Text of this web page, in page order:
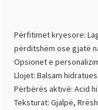
Përfitimet kryesore:
përditshëm ose gjatë
Opsionet e
Llojet: Balsam
Përbërës aktivë: Acid
Teksturat: Gjalpë,